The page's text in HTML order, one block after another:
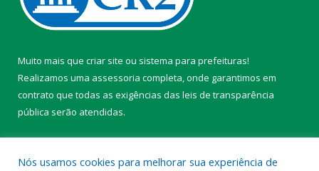
Muito mais que criar site ou sistema para prefeituras!
Realizamos uma assessoria completa, onde garantimos em
contrato que todas as exigências das leis de transparência
pública serão atendidas.
Nós usamos cookies para melhorar sua experiência de